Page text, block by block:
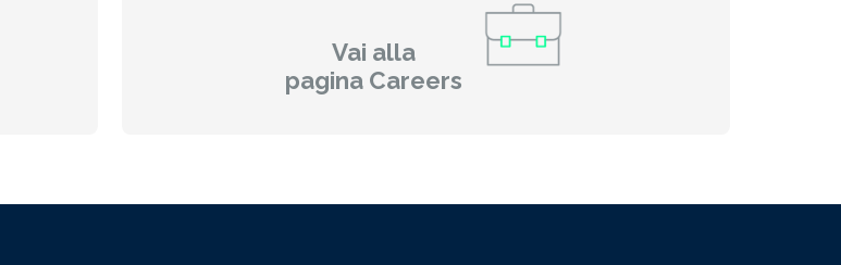
Vai alla
pagina Careers